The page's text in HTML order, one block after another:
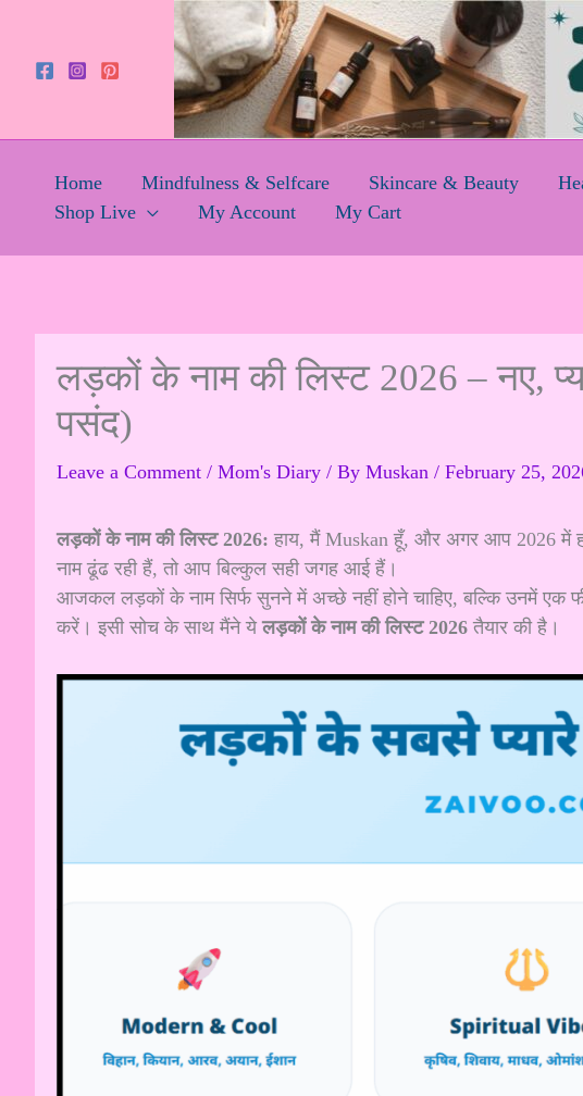
content
Home Mindfulness & Selfcare Skincare & Beauty
Shop Live
My Account My Cart
लड़कों के नाम की लिस्ट 2026 – नए,
पसंद)
Leave a Comment / Mom's Diary / By Muskan / February 25,
लड़कों के नाम की लिस्ट 2026: हाय, मैं Muskan हूँ, और अगर आप 2026 में
नाम ढूंढ रही हैं, तो आप बिल्कुल सही जगह आई हैं।
आजकल लड़कों के नाम सिर्फ सुनने में अच्छे नहीं होने चाहिए, बल्कि उनमें एक
करें। इसी सोच के साथ मैंने येलड़कों के नाम की लिस्ट 2026 तैयार की है।